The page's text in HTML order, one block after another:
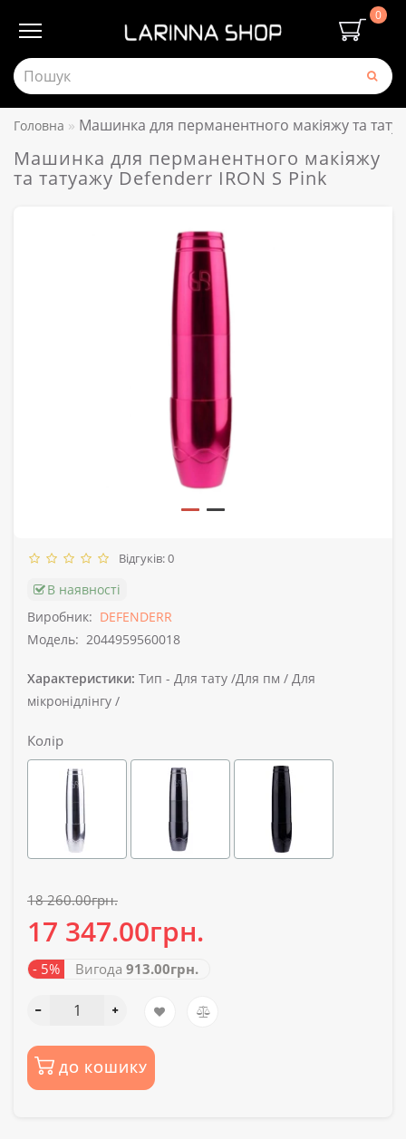
0
Головна Машинка для перманентного макіяжу та
Машинка для перманентного макіяжу
та татуажу Defenderr IRON S Pink
Відгуків: 0
В наявності
Виробник: DEFENDERR
Модель: 2044959560018
Характеристики: Тип - Для тату /Для пм / Для
мікронідлінгу /
Колір
18 260.00грн.
17 347.00грн.
- 5% Вигода 913.00грн.
ДО КОШИКУ